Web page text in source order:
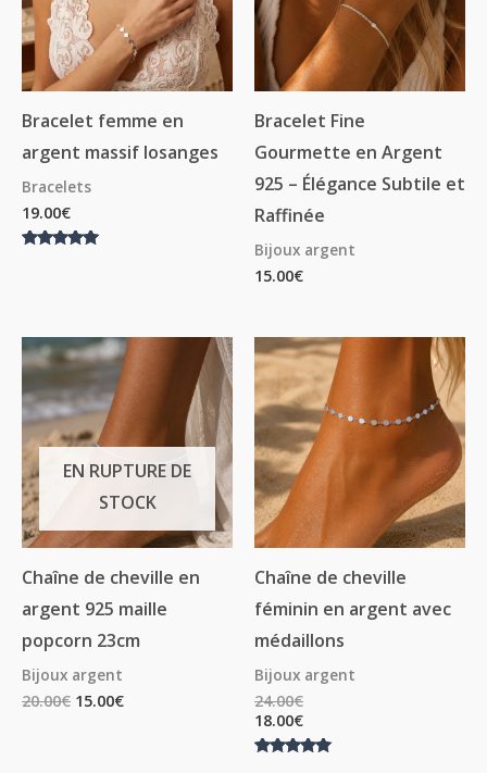
Bracelet femme en
argent massif losanges
Bracelets
19.00€
Bracelet Fine
Gourmette en Argent
925 – Élégance Subtile et
Raffinée
Bijoux argent
15.00€
EN RUPTURE DE
STOCK
Chaîne de cheville en
argent 925 maille
popcorn 23cm
Bijoux argent
20.00€ 15.00€
Chaîne de cheville
féminin en argent avec
médaillons
Bijoux argent
24.00€
18.00€